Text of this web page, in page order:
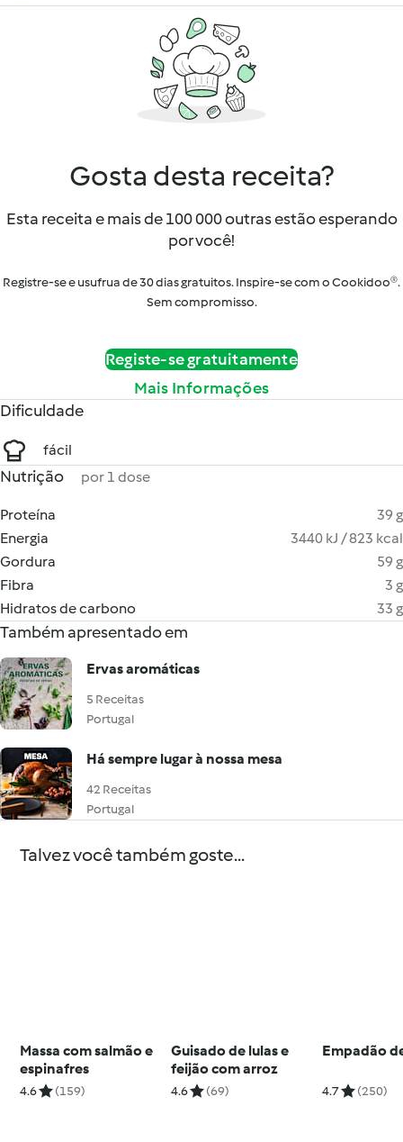
Gosta desta receita?
Esta receita e mais de 100 000 outras estão esperando
por você!
Registre-se e usufrua de 30 dias gratuitos. Inspire-se com o Cookidoo®.
Sem compromisso.
Registe-se gratuitamente
Mais Informações
Dificuldade
fácil
Nutrição por 1 dose
Proteína
39 g
Energia
3440 kJ / 823 kcal
Gordura
59 g
Fibra
3 g
Hidratos de carbono
33 g
Também apresentado em
Ervas aromáticas
5 Receitas
Portugal
Há sempre lugar à nossa mesa
42 Receitas
Portugal
Talvez você também goste...
Massa com salmão e
espinafres
4.6 (159)
Guisado de lulas e
feijão com arroz
4.6 (69)
Empadão
4.7 (250)